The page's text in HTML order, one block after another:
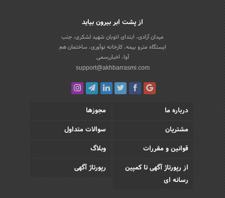
از پشت ابر بیرون بیاید
میدان آزادی، ابتدای اتوبان شهید لشکری، جنب
ایستگاه مترو بیمه، کارخانه نوآوری، ساختمان هم
آوا، اخباررسمی
support@akhbarrasmi.com
درباره ما
مجوزها
مشتریان
سوالات متداول
قوانین و مقررات
وبلاگ
از رپورتاژ آگهی تا کمپین
رسانه ای
رپورتاژ آگهی